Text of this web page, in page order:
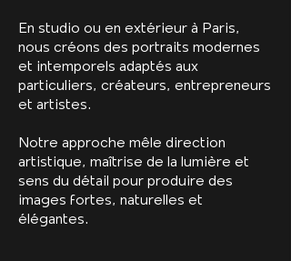
En studio ou en extérieur à Paris,
nous créons des portraits modernes
et intemporels adaptés aux
particuliers, créateurs, entrepreneurs
et artistes.
Notre approche mêle direction
artistique, maîtrise de la lumière et
sens du détail pour produire des
images fortes, naturelles et
élégantes.